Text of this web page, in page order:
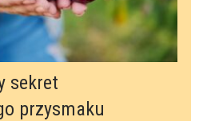
sekret
przysmaku